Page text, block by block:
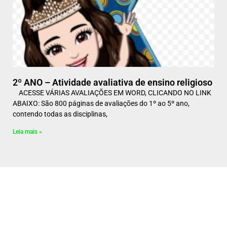
2º ANO – Atividade avaliativa de ensino religioso
ACESSE VÁRIAS AVALIAÇÕES EM WORD, CLICANDO NO LINK
ABAIXO: São 800 páginas de avaliações do 1º ao 5º ano,
contendo todas as disciplinas,
Leia mais »